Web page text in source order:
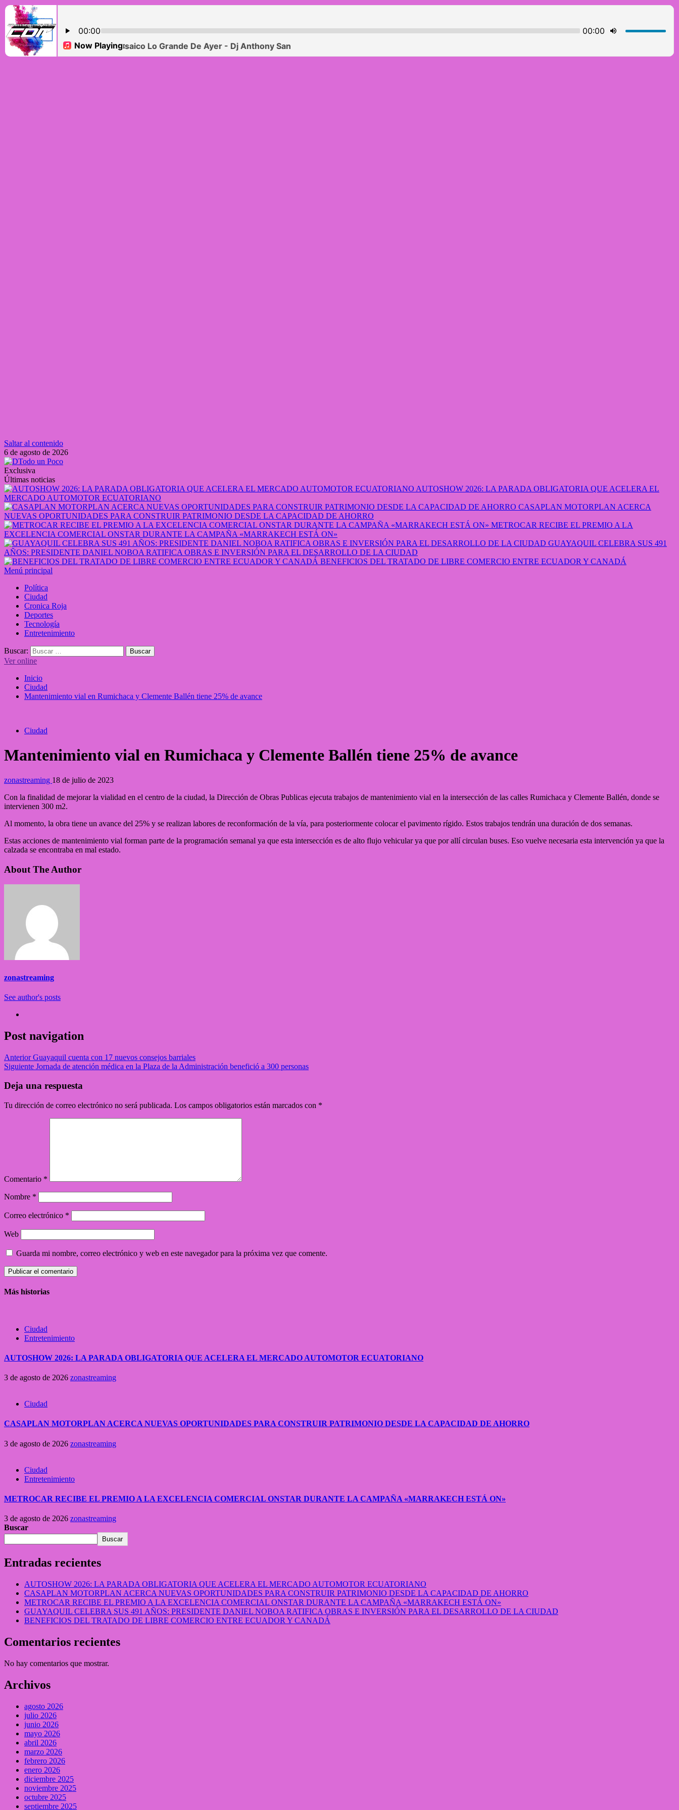
Saltar al contenido
6 de agosto de 2026
Exclusiva
Últimas noticias
AUTOSHOW 2026: LA PARADA OBLIGATORIA QUE ACELERA EL
MERCADO AUTOMOTOR ECUATORIANO
CASAPLAN MOTORPLAN ACERCA
NUEVAS OPORTUNIDADES PARA CONSTRUIR PATRIMONIO DESDE LA CAPACIDAD DE AHORRO
METROCAR RECIBE EL PREMIO A LA
EXCELENCIA COMERCIAL ONSTAR DURANTE LA CAMPAÑA «MARRAKECH ESTÁ ON»
GUAYAQUIL CELEBRA SUS 491
AÑOS: PRESIDENTE DANIEL NOBOA RATIFICA OBRAS E INVERSIÓN PARA EL DESARROLLO DE LA CIUDAD
BENEFICIOS DEL TRATADO DE LIBRE COMERCIO ENTRE ECUADOR Y CANADÁ
Menú principal
Política
Ciudad
Cronica Roja
Deportes
Tecnología
Entretenimiento
Buscar:
Ver online
Inicio
Ciudad
Mantenimiento vial en Rumichaca y Clemente Ballén tiene 25% de avance
Ciudad
Mantenimiento vial en Rumichaca y Clemente Ballén tiene 25% de avance
zonastreaming 18 de julio de 2023
Con la finalidad de mejorar la vialidad en el centro de la ciudad, la Dirección de Obras Publicas ejecuta trabajos de mantenimiento vial en la intersección de las calles Rumichaca y Clemente Ballén, donde se
intervienen 300 m2.
Al momento, la obra tiene un avance del 25% y se realizan labores de reconformación de la vía, para posteriormente colocar el pavimento rígido. Estos trabajos tendrán una duración de dos semanas.
Estas acciones de mantenimiento vial forman parte de la programación semanal ya que esta intersección es de alto flujo vehicular ya que por allí circulan buses. Eso vuelve necesaria esta intervención ya que la
calzada se encontraba en mal estado.
About The Author
zonastreaming
See author's posts
Post navigation
AnteriorGuayaquil cuenta con 17 nuevos consejos barriales
Siguiente Jornada de atención médica en la Plaza de la Administración benefició a 300 personas
Deja una respuesta
Tu dirección de correo electrónico no será publicada. Los campos obligatorios están marcados con *
Comentario *
Nombre *
Correo electrónico *
Web
Guarda mi nombre, correo electrónico y web en este navegador para la próxima vez que comente.
Más historias
Ciudad
Entretenimiento
AUTOSHOW 2026: LA PARADA OBLIGATORIA QUE ACELERA EL MERCADO AUTOMOTOR ECUATORIANO
3 de agosto de 2026 zonastreaming
Ciudad
CASAPLAN MOTORPLAN ACERCA NUEVAS OPORTUNIDADES PARA CONSTRUIR PATRIMONIO DESDE LA CAPACIDAD DE AHORRO
3 de agosto de 2026 zonastreaming
Ciudad
Entretenimiento
METROCAR RECIBE EL PREMIO A LA EXCELENCIA COMERCIAL ONSTAR DURANTE LA CAMPAÑA «MARRAKECH ESTÁ ON»
3 de agosto de 2026 zonastreaming
Buscar
Buscar
Entradas recientes
AUTOSHOW 2026: LA PARADA OBLIGATORIA QUE ACELERA EL MERCADO AUTOMOTOR ECUATORIANO
CASAPLAN MOTORPLAN ACERCA NUEVAS OPORTUNIDADES PARA CONSTRUIR PATRIMONIO DESDE LA CAPACIDAD DE AHORRO
METROCAR RECIBE EL PREMIO A LA EXCELENCIA COMERCIAL ONSTAR DURANTE LA CAMPAÑA «MARRAKECH ESTÁ ON»
GUAYAQUIL CELEBRA SUS 491 AÑOS: PRESIDENTE DANIEL NOBOA RATIFICA OBRAS E INVERSIÓN PARA EL DESARROLLO DE LA CIUDAD
BENEFICIOS DEL TRATADO DE LIBRE COMERCIO ENTRE ECUADOR Y CANADÁ
Comentarios recientes
No hay comentarios que mostrar.
Archivos
agosto 2026
julio 2026
junio 2026
mayo 2026
abril 2026
marzo 2026
febrero 2026
enero 2026
diciembre 2025
noviembre 2025
octubre 2025
septiembre 2025